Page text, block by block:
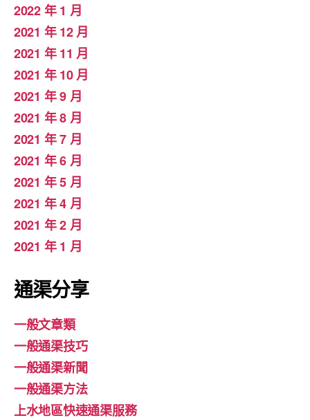
2022 年 1 月
2021 年 12 月
2021 年 11 月
2021 年 10 月
2021 年 9 月
2021 年 8 月
2021 年 7 月
2021 年 6 月
2021 年 5 月
2021 年 4 月
2021 年 2 月
2021 年 1 月
通渠分享
一般文章類
一般通渠技巧
一般通渠新聞
一般通渠方法
上水地區快速通渠服務